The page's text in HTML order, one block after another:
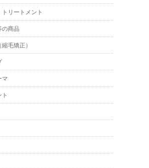
リートメント
の商品
毛矯正）
マ